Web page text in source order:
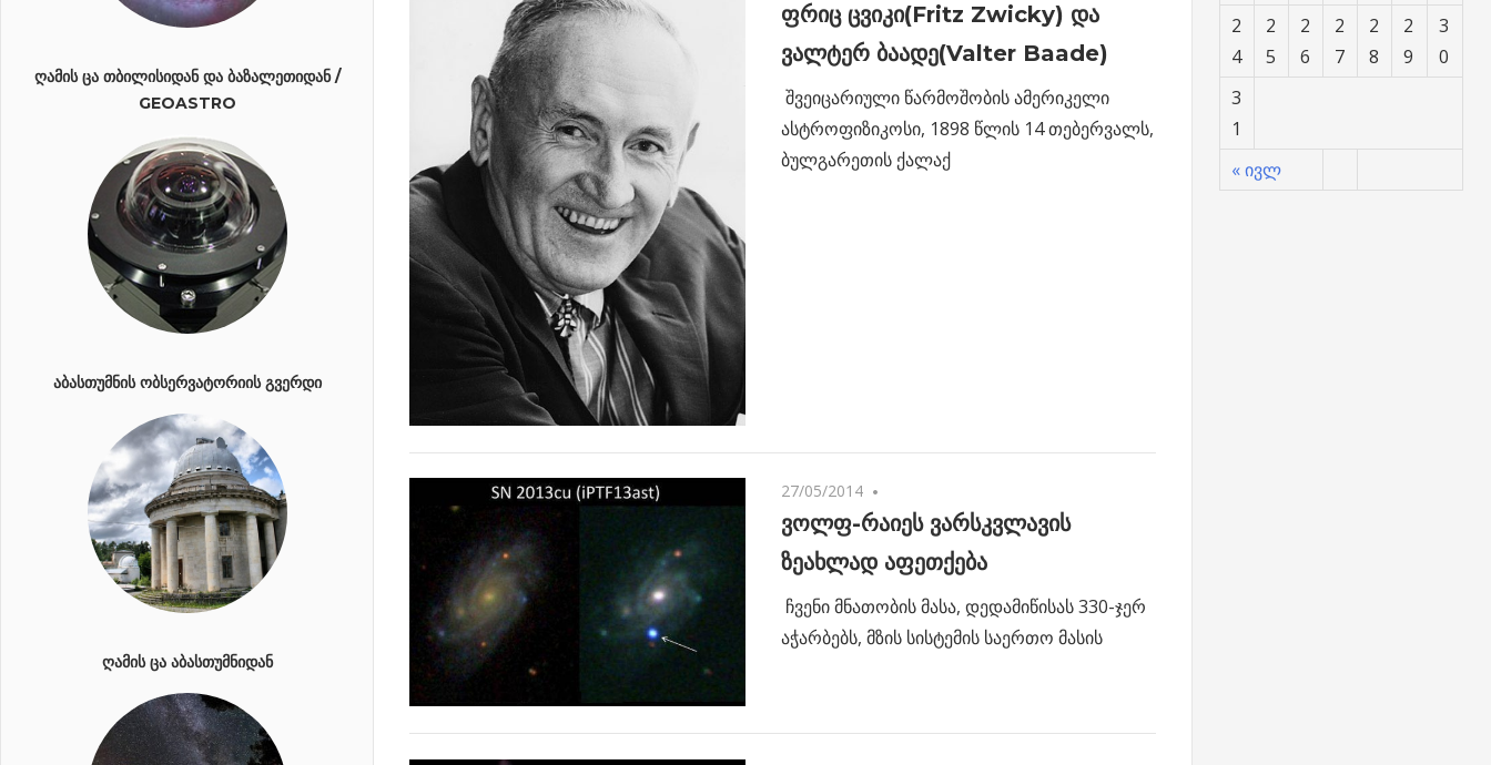
ფრიც ცვიკი(Fritz Zwicky) და
ვალტერ ბაადე(Valter Baade)
შვეიცარიული წარმოშობის ამერიკელი
ასტროფიზიკოსი, 1898 წლის 14 თებერვალს,
ბულგარეთის ქალაქ
27/05/2014
ვოლფ-რაიეს ვარსკვლავის
ზეახლად აფეთქება
ჩვენი მნათობის მასა, დედამიწისას 330-ჯერ
აჭარბებს, მზის სისტემის საერთო მასის
ᲦᲐᲛᲘᲡ ᲪᲐ ᲗᲑᲘᲚᲘᲡᲘᲓᲐᲜ ᲓᲐ ᲑᲐᲖᲐᲚᲔᲗᲘᲓᲐᲜ /
GEOASTRO
ᲐᲑᲐᲡᲗᲣᲛᲜᲘᲡ ᲝᲑᲡᲔᲠᲕᲐᲢᲝᲠᲘᲘᲡ ᲒᲕᲔᲠᲓᲘ
ᲦᲐᲛᲘᲡ ᲪᲐ ᲐᲑᲐᲡᲗᲣᲛᲜᲘᲓᲐᲜ
« ივლ
2
4
2
5
2
6
2
7
2
8
2
9
3
0
3
1